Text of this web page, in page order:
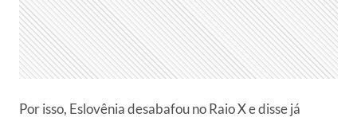
Por isso, Eslovênia desabafou no Raio X e disse já